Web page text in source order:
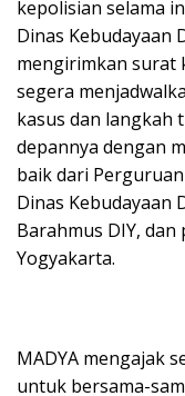
kepolisian selama
Dinas Kebudayaan
mengirimkan surat
segera
kasus dan langkah
depannya dengan
baik dari Perguruan
Dinas Kebudayaan
Barahmus DIY,
Yogyakarta.
MADYA mengajak
untuk bersama-